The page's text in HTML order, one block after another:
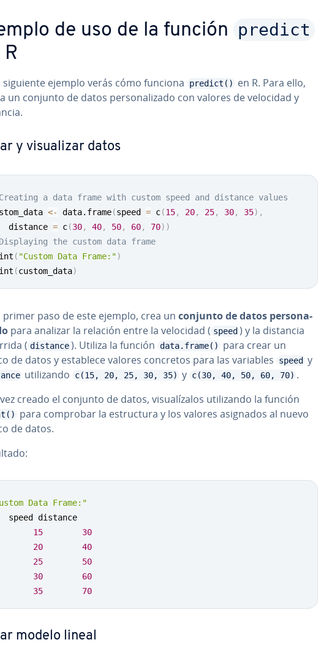
de uso de la función predict
R
siguiente ejemplo verás cómo funciona predict()
en R. Para ello,
un conjunto de datos pe­r­so­na­li­za­do con valores de velocidad y
y vi­sua­li­zar datos
a data frame with custom speed and distance values
<- data.frame(speed = c(15, 20, 25, 30, 35) ,
distance
= c(30, 40, 50, 60, 70) )
the custom data frame
( "Custom Data Frame:")
(custom_data)
primer paso de este ejemplo, crea un conjunto de datos pe­r­so­na­
para analizar la relación entre la velocidad ( speed ) y la distancia
( distance ). Utiliza la función data.frame()
para crear un
de datos y establece valores concretos para las variables
speed y
uti­li­za­n­do c(15, 20, 25, 30, 35) y c(30, 40, 50, 60, 70) .
creado el conjunto de datos, vi­sua­lí­za­los uti­li­za­n­do la función
para comprobar la es­tru­c­tu­ra y los valores asignados al nuevo
de datos.
Data Frame:"
15
30
20
40
25
50
30
60
35 70
modelo lineal